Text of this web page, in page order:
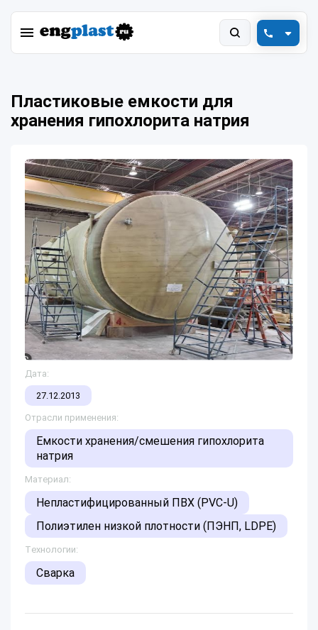
engplast@vink.ru
Пластиковые емкости для
хранения гипохлорита натрия
Дата:
27.12.2013
Отрасли применения:
Емкости хранения/смешения гипохлорита
натрия
Материал:
Непластифицированный ПВХ (PVC-U)
Полиэтилен низкой плотности (ПЭНП, LDPE)
Технологии:
Сварка